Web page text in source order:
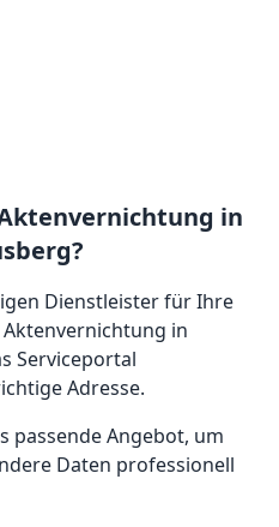
in
Dienstleister für Ihre
in
Serviceportal
Adresse.
passende Angebot, um
Daten professionell